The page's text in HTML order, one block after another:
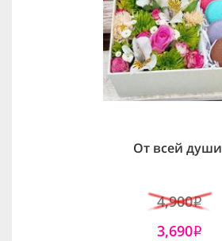
От всей души
4,900i
3,690i